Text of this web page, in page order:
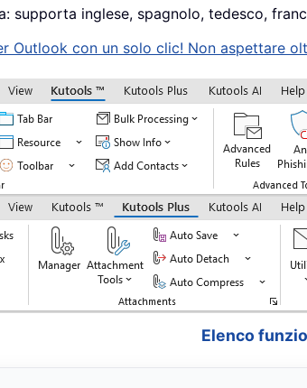
supporta inglese, spagnolo, tedesco,
Outlook con un solo clic! Non aspettare
Elenco